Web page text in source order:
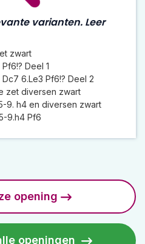
varianten. Leer
zwart
Deel 1
6.Le3 Pf6!? Deel 2
zet diversen zwart
9. h4 en diversen zwart
9.h4 Pf6
opening
openingen